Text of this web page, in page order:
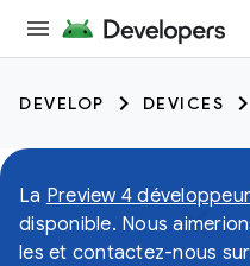
DEVELOP DEVICES
La Preview 4
disponible. Nous
les et contactez-nous